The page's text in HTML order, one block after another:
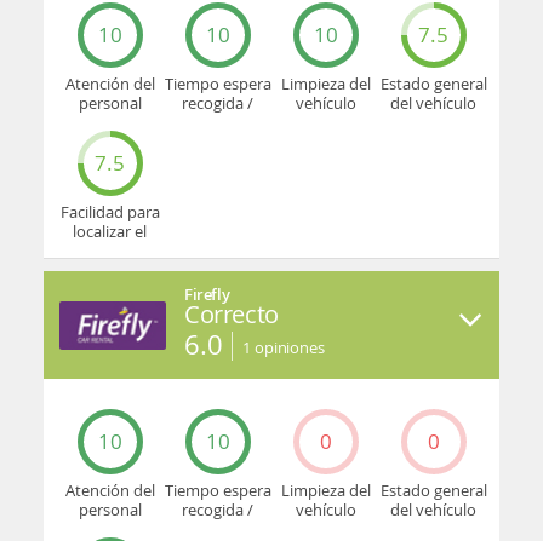
10
Atención del
personal
10
Tiempo espera
recogida /
10
Limpieza del
vehículo
7.5
Estado general
del vehículo
7.5
Facilidad para
localizar el
oficina
Firefly
Correcto
6.0 1 opiniones
10
Atención del
personal
10
Tiempo espera
recogida /
0
Limpieza del
vehículo
0
Estado general
del vehículo